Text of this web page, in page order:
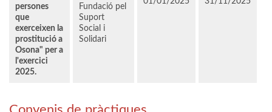
persones
que
exerceixen la
prostitució a
Osona" per a
l'exercici
2025.
Fundació pel
Suport
Social i
Solidari